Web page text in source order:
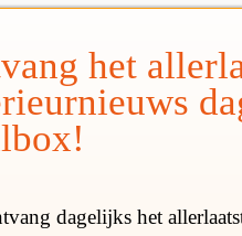
het
dagelijks het